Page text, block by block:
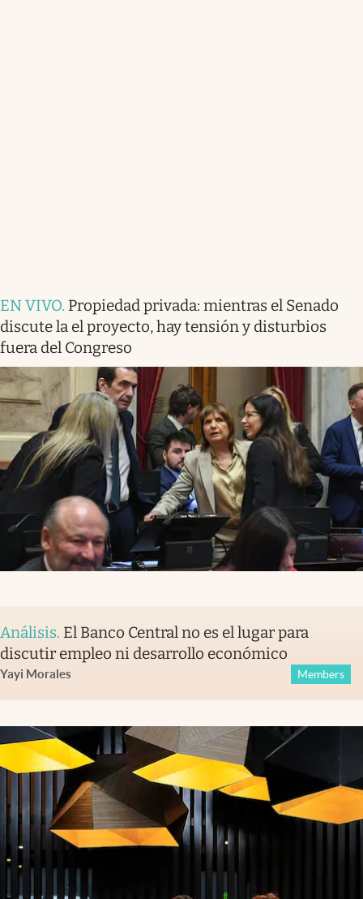
EN VIVO. Propiedad privada: mientras el Senado
discute la el proyecto, hay tensión y disturbios
fuera del Congreso
Análisis. El Banco Central no es el lugar para
discutir empleo ni desarrollo económico
Yayi Morales Members